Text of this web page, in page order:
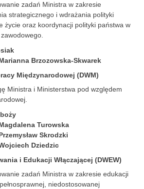
zadań Ministra w zakresie
strategicznego i wdrażania polityki
życie oraz koordynacji polityki państwa w
Brzozowska-Skwarek
Międzynarodowej (DWM)
Ministra i Ministerstwa pod względem
Turowska
Skrodzki
Dziedzic
i Edukacji Włączającej (DWEW)
zadań Ministra w zakresie edukacji
niedostosowanej